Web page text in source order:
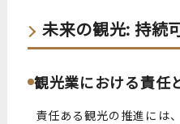
未来の観光: 持続
観光業における責任
責任ある観光の推進には